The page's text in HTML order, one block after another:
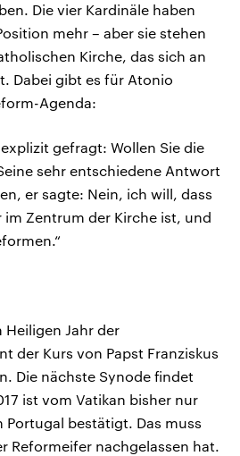
Die vier Kardinäle haben
mehr – aber sie stehen
Kirche, das sich an
Dabei gibt es für Atonio
Agenda:
gefragt: Wollen Sie die
sehr entschiedene Antwort
er sagte: Nein, ich will, dass
Zentrum der Kirche ist, und
Jahr der
der Kurs von Papst Franziskus
Die nächste Synode findet
ist vom Vatikan bisher nur
Portugal bestätigt. Das muss
Reformeifer nachgelassen hat.